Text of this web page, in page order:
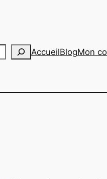
AccueilBlogMon